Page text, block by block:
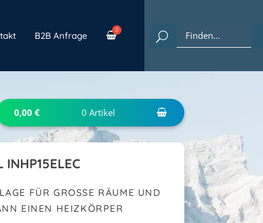
B2B Anfrage
0,00 € 0 Artikel
INHP15ELEC
FÜR GROSSE RÄUME UND G
EINEN HEIZKÖRPER E